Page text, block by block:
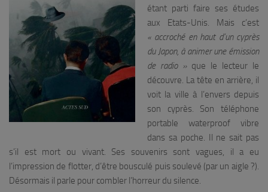
étant parti faire ses études
aux Etats-Unis. Mais c’est
« accroché en haut d’un cyprès
du Japon, à animer une émission
de radio »que le lecteur le
découvre. La tête en arrière, il
voit la ville à l’envers depuis
son cyprès. Son téléphone
portable waterproof vibre
dans sa poche. Il ne sait pas
s’il est mort ou vivant. Ses souvenirs sont vagues, il a eu
l’impression de flotter, d’être bousculé puis soulevé (par un aigle ?).
Désormais il parle pour combler l’horreur du silence.